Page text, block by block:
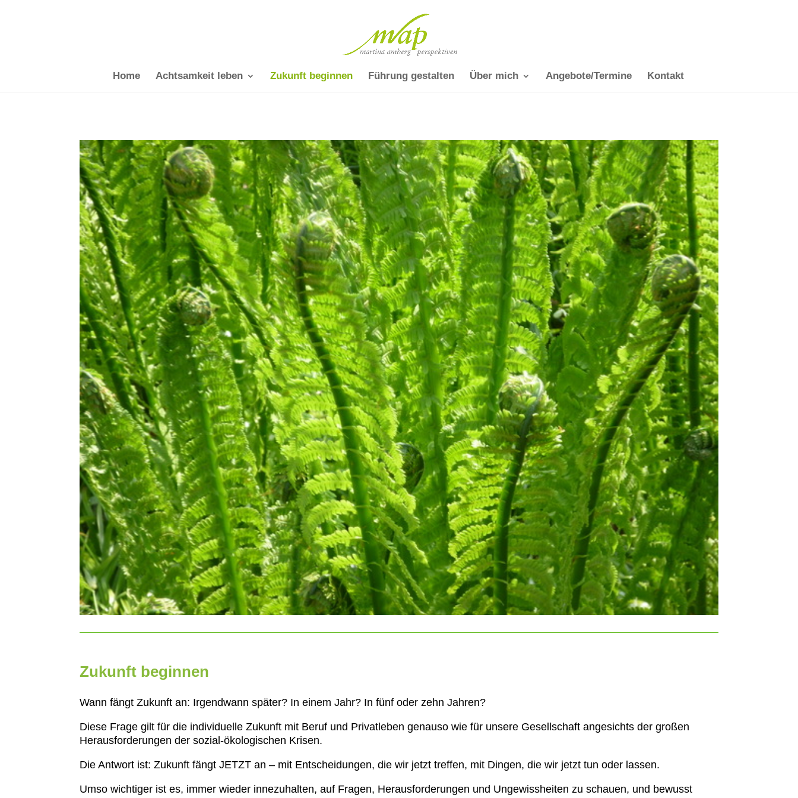
Home Achtsamkeit leben Zukunft beginnen Führung gestalten Über mich Angebote/Termine Kontakt
Zukunft beginnen
Wann fängt Zukunft an: Irgendwann später? In einem Jahr? In fünf oder zehn Jahren?
Diese Frage gilt für die individuelle Zukunft mit Beruf und Privatleben genauso wie für unsere Gesellschaft angesichts der großen
Herausforderungen der sozial-ökologischen Krisen.
Die Antwort ist: Zukunft fängt JETZT an – mit Entscheidungen, die wir jetzt treffen, mit Dingen, die wir jetzt tun oder lassen.
Umso wichtiger ist es, immer wieder innezuhalten, auf Fragen, Herausforderungen und Ungewissheiten zu schauen, und bewusst